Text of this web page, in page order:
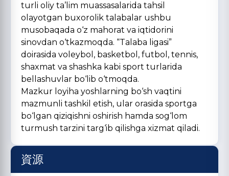
turli oliy ta’lim muassasalarida tahsil
olayotgan buxorolik talabalar ushbu
musobaqada o‘z mahorat va iqtidorini
sinovdan o‘tkazmoqda. “Talaba ligasi”
doirasida voleybol, basketbol, futbol, tennis,
shaxmat va shashka kabi sport turlarida
bellashuvlar bo‘lib o‘tmoqda.
Mazkur loyiha yoshlarning bo‘sh vaqtini
mazmunli tashkil etish, ular orasida sportga
bo‘lgan qiziqishni oshirish hamda sog‘lom
turmush tarzini targ‘ib qilishga xizmat qiladi.
資源